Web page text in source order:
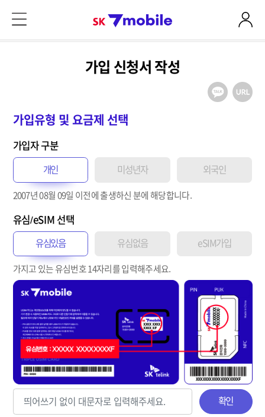
SK 7mobile
가입 신청서 작성
가입유형 및 요금제 선택
가입자 구분
개인 미성년자 외국인
2007년 08월 09일 이전 에 출생하신 분에 해당합니다.
유심/eSIM 선택
유심있음 유심없음 eSIM가입
가지고 있는 유심번호 14자리를 입력해주세요.
확인